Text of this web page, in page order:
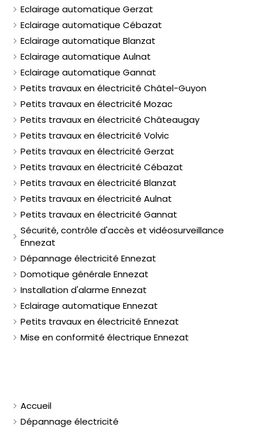
Eclairage automatique Gerzat
Eclairage automatique Cébazat
Eclairage automatique Blanzat
Eclairage automatique Aulnat
Eclairage automatique Gannat
Petits travaux en électricité Châtel-Guyon
Petits travaux en électricité Mozac
Petits travaux en électricité Châteaugay
Petits travaux en électricité Volvic
Petits travaux en électricité Gerzat
Petits travaux en électricité Cébazat
Petits travaux en électricité Blanzat
Petits travaux en électricité Aulnat
Petits travaux en électricité Gannat
Sécurité, contrôle d'accès et vidéosurveillance
Ennezat
Dépannage électricité Ennezat
Domotique générale Ennezat
Installation d'alarme Ennezat
Eclairage automatique Ennezat
Petits travaux en électricité Ennezat
Mise en conformité électrique Ennezat
Accueil
Dépannage électricité